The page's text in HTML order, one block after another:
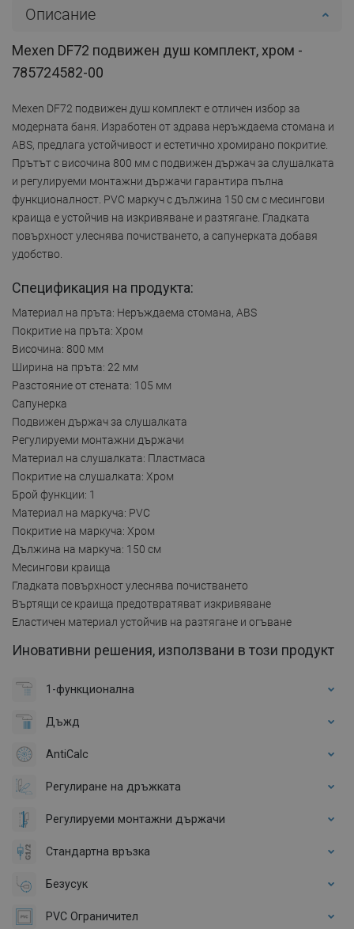
Описание
Mexen DF72 подвижен душ комплект, хром -
785724582-00
Mexen DF72 подвижен душ комплект е отличен избор за
модерната баня. Изработен от здрава неръждаема стомана и
ABS, предлага устойчивост и естетично хромирано покритие.
Прътът с височина 800 мм с подвижен държач за слушалката
и регулируеми монтажни държачи гарантира пълна
функционалност. PVC маркуч с дължина 150 см с месингови
краища е устойчив на изкривяване и разтягане. Гладката
повърхност улеснява почистването, а сапунерката добавя
удобство.
Спецификация на продукта:
Материал на пръта: Неръждаема стомана, ABS
Покритие на пръта: Хром
Височина: 800 мм
Ширина на пръта: 22 мм
Разстояние от стената: 105 мм
Сапунерка
Подвижен държач за слушалката
Регулируеми монтажни държачи
Материал на слушалката: Пластмаса
Покритие на слушалката: Хром
Брой функции: 1
Материал на маркуча: PVC
Покритие на маркуча: Хром
Дължина на маркуча: 150 см
Месингови краища
Гладката повърхност улеснява почистването
Въртящи се краища предотвратяват изкривяване
Еластичен материал устойчив на разтягане и огъване
Иновативни решения, използвани в този продукт
1-функционална
Дъжд
AntiCalc
Регулиране на дръжката
Регулируеми монтажни държачи
Стандартна връзка
Безусук
PVC Ограничител